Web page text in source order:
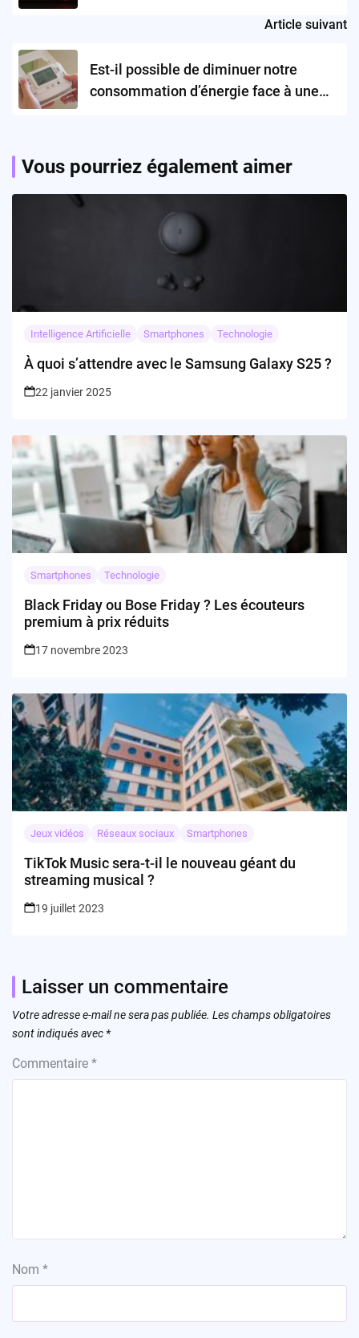
Article suivant
Est-il possible de diminuer notre
consommation d’énergie face à une
Vous pourriez également aimer
Intelligence Artificielle Smartphones Technologie
À quoi s’attendre avec le Samsung Galaxy S25 ?
22 janvier 2025
Smartphones Technologie
Black Friday ou Bose Friday ? Les écouteurs
premium à prix réduits
17 novembre 2023
Jeux vidéos Réseaux sociaux Smartphones
TikTok Music sera-t-il le nouveau géant du
streaming musical ?
19 juillet 2023
Laisser un commentaire
Votre adresse e-mail ne sera pas publiée. Les champs obligatoires
sont indiqués avec *
Commentaire *
Nom *